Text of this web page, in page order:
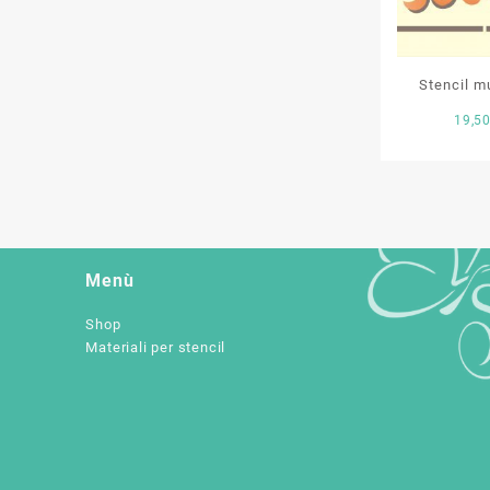
Stencil
19,50
Menù
Shop
Materiali per stencil